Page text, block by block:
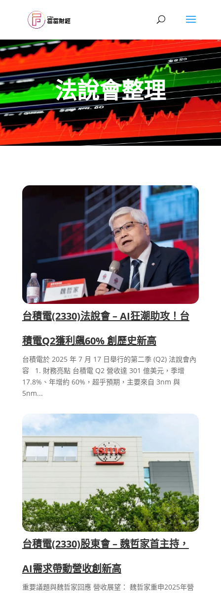
法說會整理
台積電(2330)法說會 – AI狂潮助攻！台
積電Q2獲利飆60% 創歷史新高
台積電於 2025 年 7 月 17 日舉行的第二季 (Q2) 法說會內
容 1. 財務亮點 台積電 Q2 營收達 301 億美元，季增
17.8%、年增約 60%，超乎預期，主要來自 3nm 與
5nm...
台積電(2330)股東會 – 魏哲家首主持，
AI需求帶動營收創新高
重要議題與魏哲家回應 營收展望： 魏哲家重申2025年營